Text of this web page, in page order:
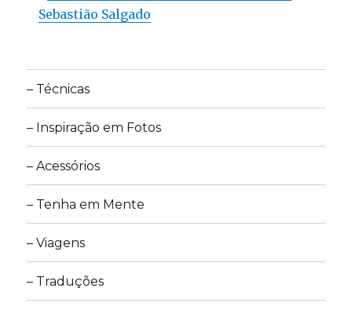
Sebastião Salgado
– Técnicas
– Inspiração em Fotos
– Acessórios
– Tenha em Mente
– Viagens
– Traduções